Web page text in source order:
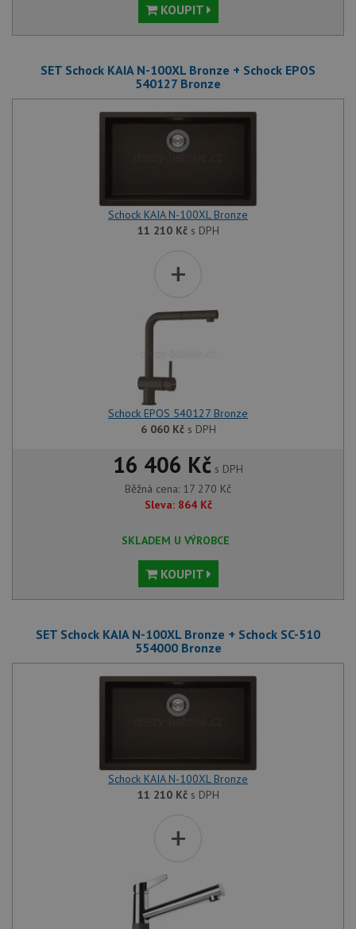
KOUPIT
SET Schock KAIA N-100XL Bronze + Schock EPOS
540127 Bronze
Schock KAIA N-100XL Bronze
11 210 Kčs DPH
+
Schock EPOS 540127 Bronze
6 060 Kčs DPH
16 406 Kč s DPH
Běžná cena: 17 270 Kč
Sleva: 864 Kč
SKLADEM U VÝROBCE
KOUPIT
SET Schock KAIA N-100XL Bronze + Schock SC-510
554000 Bronze
Schock KAIA N-100XL Bronze
11 210 Kčs DPH
+